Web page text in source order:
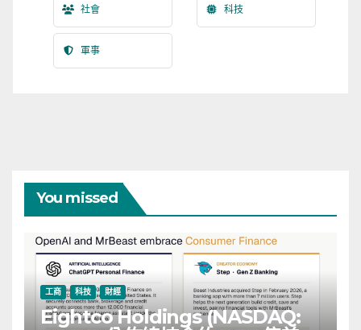
社會 科技
軍事
You missed
工商 科技 財經
Eightco Holdings (NASDAQ: